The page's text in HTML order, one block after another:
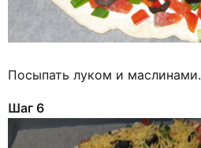
Посыпать луком и маслинами.
Шаг 6